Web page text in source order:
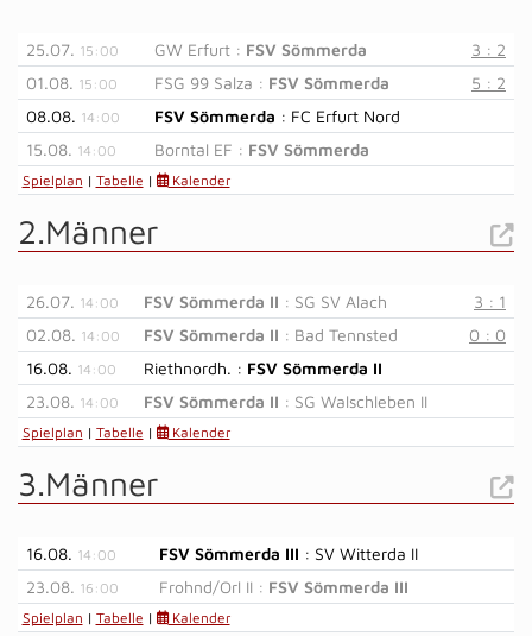
25.07. 15:00 GW Erfurt : FSV Sömmerda
3 : 2
01.08. 15:00 FSG 99 Salza : FSV Sömmerda
5 : 2
08.08. 14:00 FSV Sömmerda : FC Erfurt Nord
15.08. 14:00 Borntal EF : FSV Sömmerda
Spielplan | Tabelle | Kalender
2.Männer
26.07. 14:00 FSV Sömmerda II : SG SV Alach
3 : 1
02.08. 14:00 FSV Sömmerda II : Bad Tennsted
0 : 0
16.08. 14:00 Riethnordh. : FSV Sömmerda II
23.08. 14:00 FSV Sömmerda II : SG Walschleben II
Spielplan | Tabelle | Kalender
3.Männer
16.08. 14:00 FSV Sömmerda III : SV Witterda II
23.08. 16:00 Frohnd/Orl II : FSV Sömmerda III
Spielplan | Tabelle | Kalender